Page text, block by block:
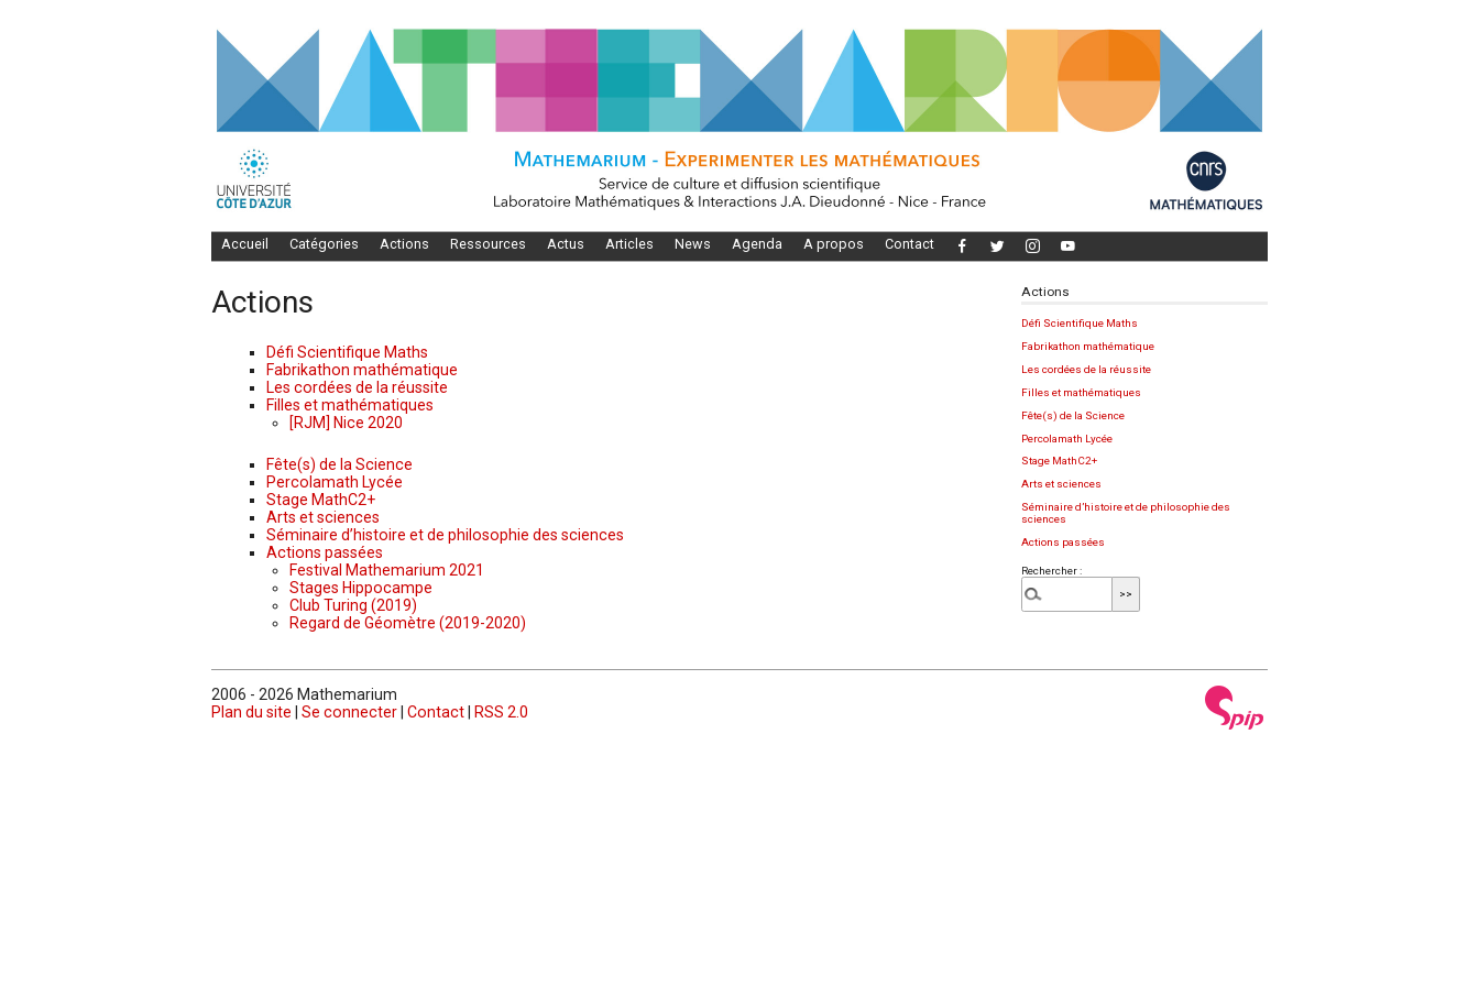
Accueil Catégories Actions Ressources Actus Articles News Agenda A propos Contact
Actions
Défi Scientifique Maths
Fabrikathon mathématique
Les cordées de la réussite
Filles et mathématiques
[RJM] Nice 2020
Fête(s) de la Science
Percolamath Lycée
Stage MathC2+
Arts et sciences
Séminaire d’histoire et de philosophie des sciences
Actions passées
Festival Mathemarium 2021
Stages Hippocampe
Club Turing (2019)
Regard de Géomètre (2019-2020)
Actions
Défi Scientifique Maths
Fabrikathon mathématique
Les cordées de la réussite
Filles et mathématiques
Fête(s) de la Science
Percolamath Lycée
Stage MathC2+
Arts et sciences
Séminaire d’histoire et de philosophie des
sciences
Actions passées
Rechercher :
2006 - 2026 Mathemarium
Plan du site
Se connecter Contact RSS 2.0